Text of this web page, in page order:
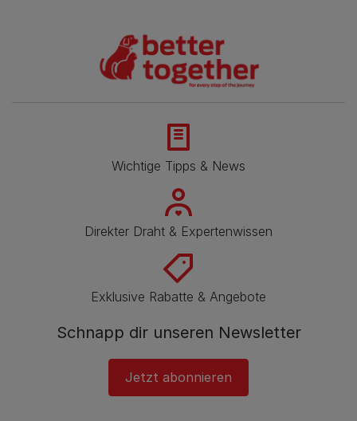
Wichtige Tipps & News
Direkter Draht & Expertenwissen
Exklusive Rabatte & Angebote
Schnapp dir unseren Newsletter
Jetzt abonnieren